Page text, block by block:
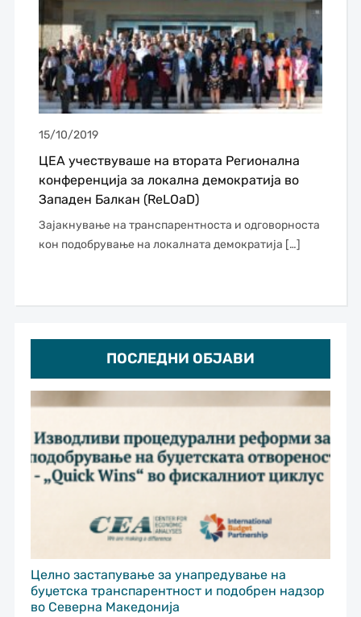
ПОСЛЕДНИ ОБЈАВИ
Целно застапување за унапредување на
буџетска транспарентност и подобрен надзор
во Северна Македонија
15/10/2019
ЦЕА учествуваше на втората Регионална
конференција за локална демократија во
Западен Балкан (ReLOaD)
Зајакнување на транспарентноста и одговорноста
кон подобрување на локалната демократија […]